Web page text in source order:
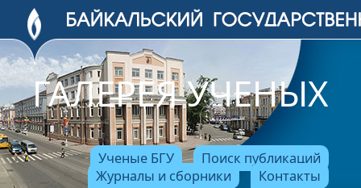
ГАЛЕРЕЯ УЧЕНЫХ
Ученые БГУ
Поиск публикаций
Журналы и сборники
Контакты